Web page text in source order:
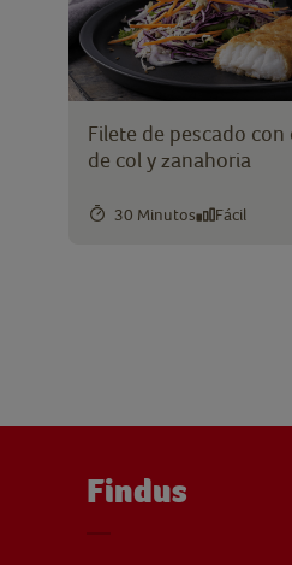
Filete de pescado con
de col y zanahoria
30 Minutos Fácil
Findus